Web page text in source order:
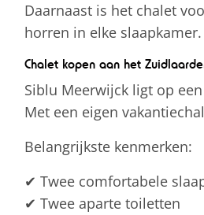
Daarnaast is het chalet
horren in elke
Chalet kopen aan het
Siblu Meerwijck ligt op
Met een eigen
Belangrijkste kenmerken:
✔ Twee comfortabele
✔ Twee aparte toiletten